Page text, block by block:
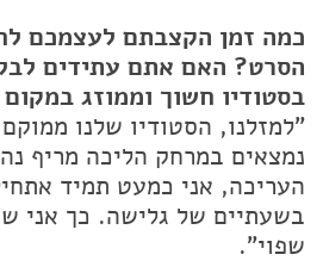
כמה זמן הקצבתם לעצמכם
הסרט? האם אתם עתידים
בסטודיו חשוך וממוזג
"למזלנו, הסטודיו שלנו
נמצאים במרחק הליכה מריף
העריכה, אני כמעט תמיד
בשעתיים של גלישה. כך אני
שפוי".